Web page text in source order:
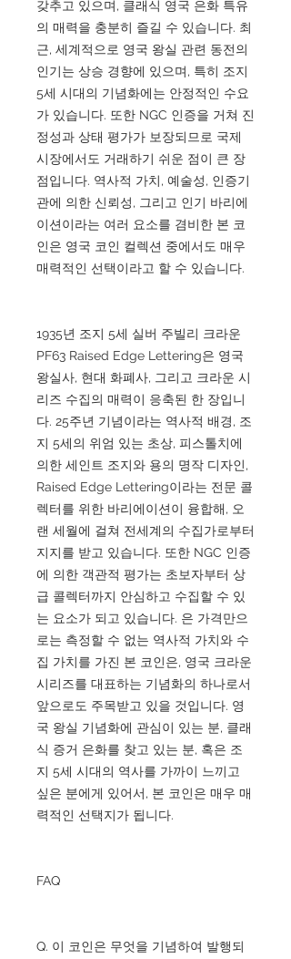
갖추고 있으며, 클래식 영국 은화 특유
의 매력을 충분히 즐길 수 있습니다. 최
근, 세계적으로 영국 왕실 관련 동전의
인기는 상승 경향에 있으며, 특히 조지
5세 시대의 기념화에는 안정적인 수요
가 있습니다. 또한 NGC 인증을 거쳐 진
정성과 상태 평가가 보장되므로 국제
시장에서도 거래하기 쉬운 점이 큰 장
점입니다. 역사적 가치, 예술성, 인증기
관에 의한 신뢰성, 그리고 인기 바리에
이션이라는 여러 요소를 겸비한 본 코
인은 영국 코인 컬렉션 중에서도 매우
매력적인 선택이라고 할 수 있습니다.
1935년 조지 5세 실버 주빌리 크라운
PF63 Raised Edge Lettering은 영국
왕실사, 현대 화폐사, 그리고 크라운 시
리즈 수집의 매력이 응축된 한 장입니
다. 25주년 기념이라는 역사적 배경, 조
지 5세의 위엄 있는 초상, 피스톨치에
의한 세인트 조지와 용의 명작 디자인,
Raised Edge Lettering이라는 전문 콜
렉터를 위한 바리에이션이 융합해, 오
랜 세월에 걸쳐 전세계의 수집가로부터
지지를 받고 있습니다. 또한 NGC 인증
에 의한 객관적 평가는 초보자부터 상
급 콜렉터까지 안심하고 수집할 수 있
는 요소가 되고 있습니다. 은 가격만으
로는 측정할 수 없는 역사적 가치와 수
집 가치를 가진 본 코인은, 영국 크라운
시리즈를 대표하는 기념화의 하나로서
앞으로도 주목받고 있을 것입니다. 영
국 왕실 기념화에 관심이 있는 분, 클래
식 증거 은화를 찾고 있는 분, 혹은 조
지 5세 시대의 역사를 가까이 느끼고
싶은 분에게 있어서, 본 코인은 매우 매
력적인 선택지가 됩니다.
FAQ
Q. 이 코인은 무엇을 기념하여 발행되